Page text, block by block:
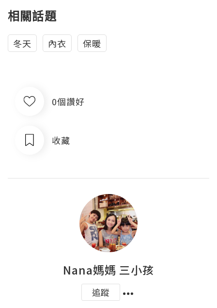
相關話題
冬天 內衣 保暖
0個讚好
收藏
Nana媽媽 三小孩
追蹤